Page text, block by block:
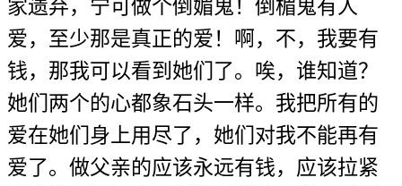
家遗弃，宁可做个倒媚鬼！倒楣鬼有人
爱，至少那是真正的爱！啊，不，我要有
钱，那我可以看到她们了。唉，谁知道？
她们两个的心都象石头一样。我把所有的
爱在她们身上用尽了，她们对我不能再有
爱了。做父亲的应该永远有钱，应该拉紧